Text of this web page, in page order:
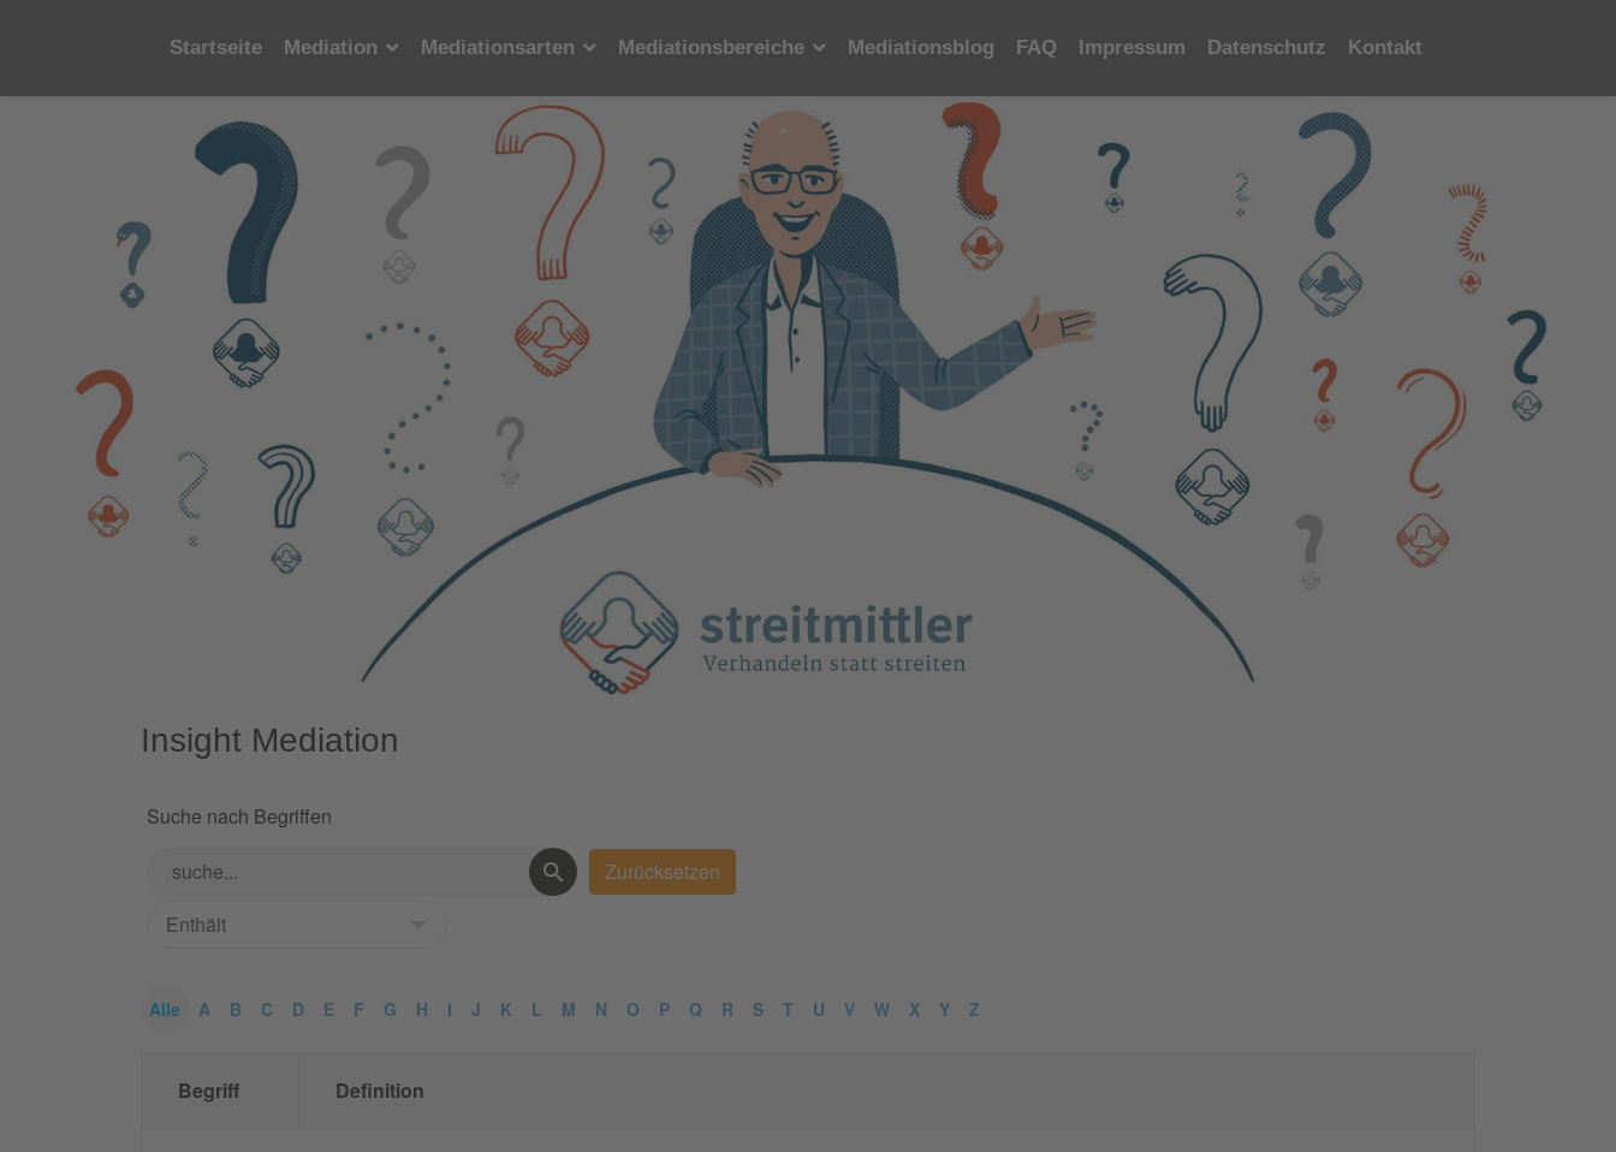
Startseite Mediation Mediationsarten Mediationsbereiche Mediationsblog FAQ Impressum Datenschutz Kontakt
Insight Mediation
Suche nach Begriffen
Alle A B C D E F G H I J K L M N O P Q R S T U V W X Y Z
Begriff Definition